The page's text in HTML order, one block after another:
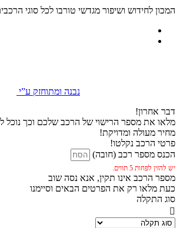
המכון לחידוש ושיפור מגדשי טורבו לכל סוגי
נבנה ומתוחזק ע”י
דבר אחרון!
מלאו את מספר הרישוי של הרכב שלכם וכך נוכל
מחיר מעולה ומדויקת!
פרטי הרכב נקלטו!
הכנס מספר רכב (חובה)
יש להזין לפחות 5 תווים.
מספר הרכב אינו תקין, אנא נסה שוב
כעת מלאו רק את הפרטים הבאים וסיימנו
סוג התקלה